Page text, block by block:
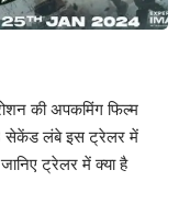
की अपकमिंग फिल्म
सेकेंड लंबे इस ट्रेलर में
ट्रेलर में क्या है